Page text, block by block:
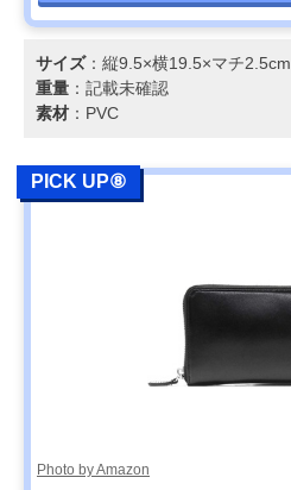
サイズ：縦9.5×横19.5×マチ2.5cm
重量 ：記載未確認
素材 ：PVC
PICK UP⑧
Photo by Amazon